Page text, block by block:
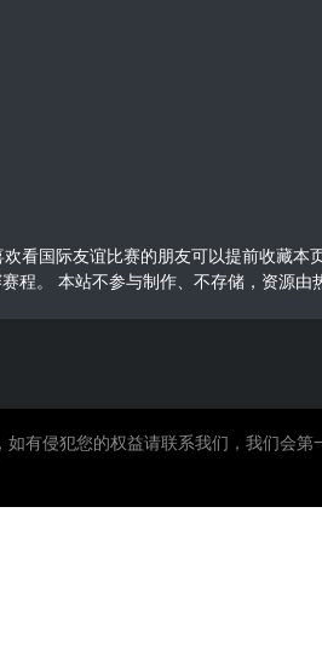
看国际友谊比赛的朋友可以提前收藏本
程。 本站不参与制作、不存储，资源由
有侵犯您的权益请联系我们，我们会第